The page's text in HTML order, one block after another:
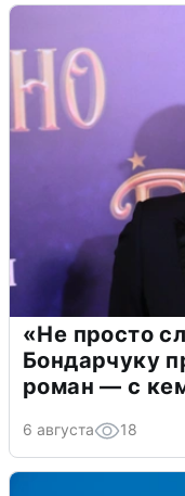
«Не просто
Бондарчуку
роман — с
6 августа 18